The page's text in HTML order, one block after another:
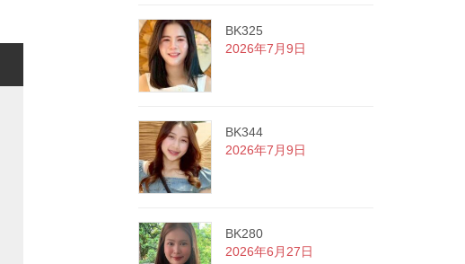
BK325
2026年7月9日
BK344
2026年7月9日
BK280
2026年6月27日